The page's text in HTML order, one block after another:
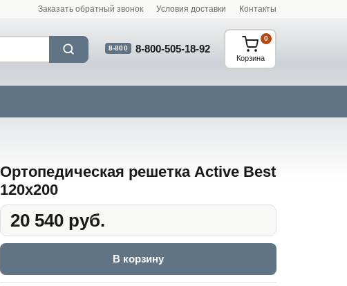
Заказать обратный звонок Условия доставки Контакты
8-800 8-800-505-18-92
Корзина
0
Ортопедическая решетка Active Best
120x200
20 540 руб.
В корзину